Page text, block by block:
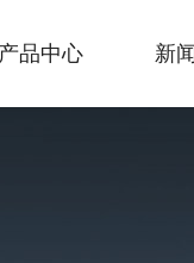
产品中心 新